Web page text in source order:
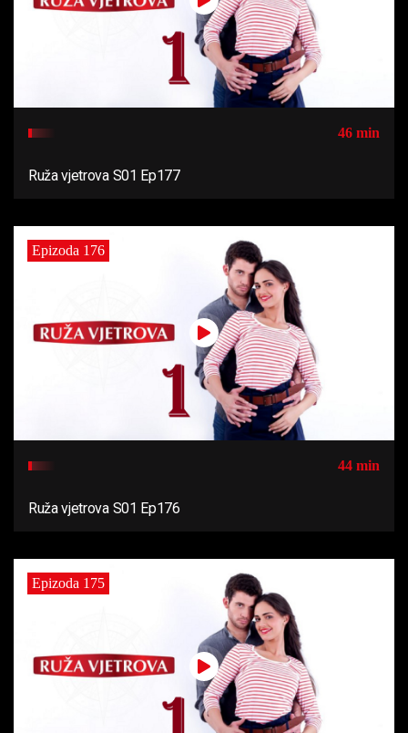
46 min
Ruža vjetrova S01 Ep177
Epizoda 176
44 min
Ruža vjetrova S01 Ep176
Epizoda 175